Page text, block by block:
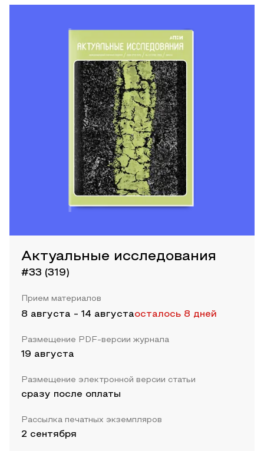
Актуальные исследования
#33 (319)
Прием материалов
8 августа - 14 августаосталось 8 дней
Размещение PDF-версии журнала
19 августа
Размещение электронной версии статьи
сразу после оплаты
Рассылка печатных экземпляров
2 сентября